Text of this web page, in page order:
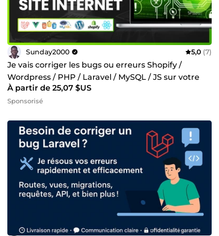
Sunday2000 5,0 (7)
Je vais corriger les bugs ou erreurs Shopify /
Wordpress / PHP / Laravel / MySQL / JS sur votre
site web
À partir de 25,07 $US
Sponsorisé